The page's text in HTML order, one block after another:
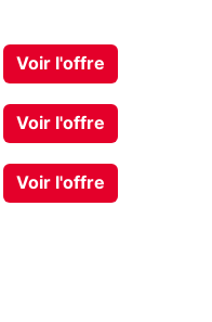
Voir l'offre
Voir l'offre
Voir l'offre